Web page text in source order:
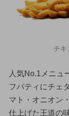
チキ
人気No.1メニュ
フパティにチェ
マト・オニオン
仕上げた王道の